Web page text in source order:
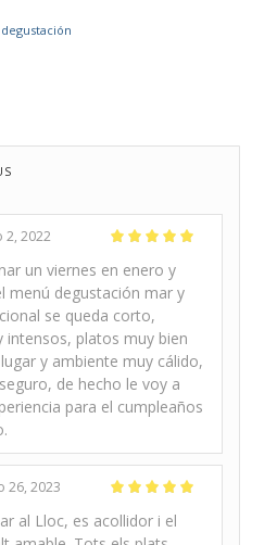
con5de 5
2, 2022
un viernes en enero y
menú degustación mar y
se queda corto,
intensos, platos muy bien
y ambiente muy cálido,
de hecho le voy a
para el cumpleaños
con5de 5
26, 2023
al Lloc, es acollidor i el